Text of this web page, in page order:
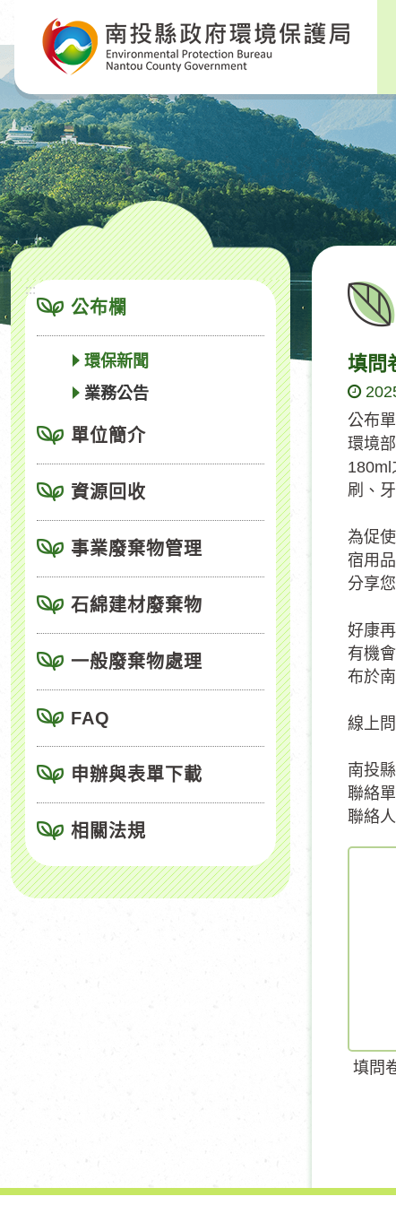
要
內
容
區
塊
:::
公布欄
環保新聞
業務公告
單位簡介
資源回收
事業廢棄物管理
石綿建材廢棄物
一般廢棄物處理
FAQ
申辦與表單下載
相關法規
填問
公布
環境
刷、
為促
宿用
分享
好康
有機
布於
線上
南投
聯絡
聯絡
填問